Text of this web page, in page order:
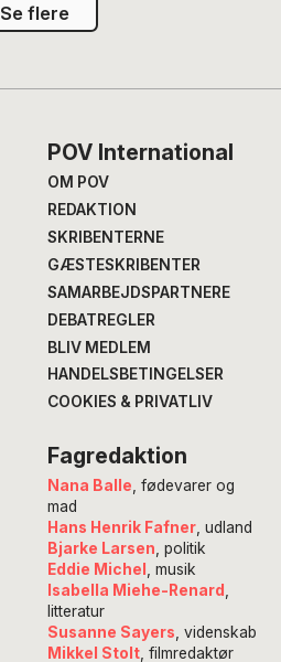
Se flere
POV International
OM POV
REDAKTION
SKRIBENTERNE
GÆSTESKRIBENTER
SAMARBEJDSPARTNERE
DEBATREGLER
BLIV MEDLEM
HANDELSBETINGELSER
COOKIES & PRIVATLIV
Fagredaktion
Nana Balle , fødevarer og
mad
Hans Henrik Fafner, udland
Bjarke Larsen , politik
Eddie Michel
, musik
Isabella Miehe-Renard
litteratur
Susanne Sayers , videnskab
Mikkel Stolt, filmredaktør